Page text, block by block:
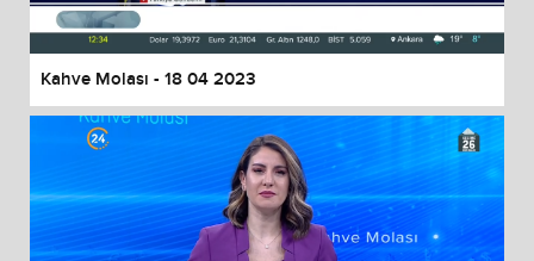
Kahve Molası - 18 04 2023